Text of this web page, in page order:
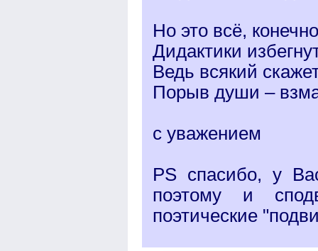
Но это всё,
Дидактики
Ведь всякий
Порыв души –
с уважением
PS спасибо, у
поэтому и
поэтические